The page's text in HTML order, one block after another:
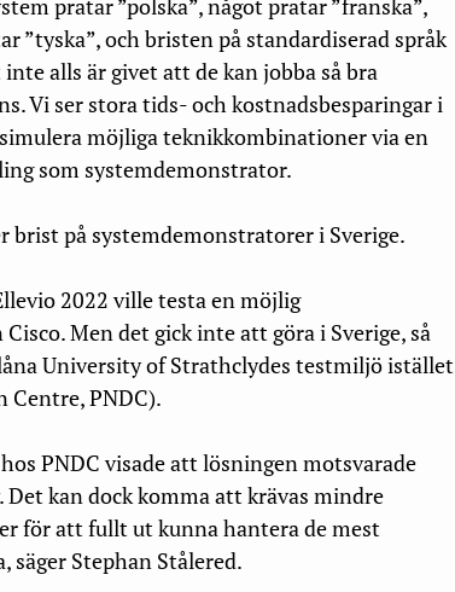
”tyska”, och bristen på standardiserad språk
alls är givet att de kan jobba så bra
Vi ser stora tids- och kostnadsbesparingar i
möjliga teknikkombinationer via en
som systemdemonstrator.
brist på systemdemonstratorer i Sverige.
2022 ville testa en möjlig
Men det gick inte att göra i Sverige, så
University of Strathclydes testmiljö istället
Centre, PNDC).
PNDC visade att lösningen motsvarade
kan dock komma att krävas mindre
för att fullt ut kunna hantera de mest
Stephan Stålered.